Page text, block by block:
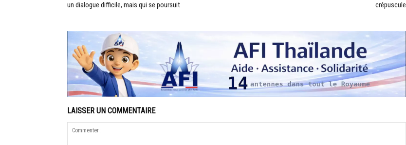
un dialogue difficile, mais qui se poursuit
crépuscule
LAISSER UN COMMENTAIRE